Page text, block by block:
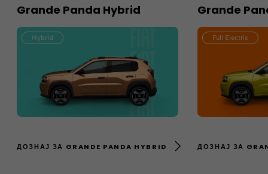
Grande Panda Hybrid
Hybrid
ДОЗНАЈ ЗА GRANDE PANDA HYBRID
Grande
Full Electric
ДОЗНАЈ ЗА